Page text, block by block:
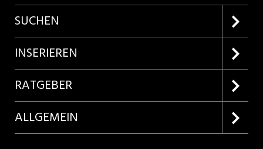
SUCHEN
Firmenprofile entdecken
Lehrstellen suchen
INSERIEREN
Kundenlogin
Inserieren
Produkte
RATGEBER
Lehrberufe entdecken
ALLGEMEIN